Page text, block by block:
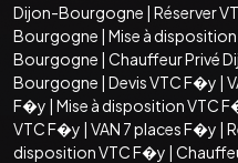
Dijon-Bourgogne | Réserver
Bourgogne | Mise à
Bourgogne | Chauffeur Privé
Bourgogne | Devis VTC F�y |
F�y | Mise à disposition VTC
VTC F�y | VAN 7 places F�y |
disposition VTC F�y |